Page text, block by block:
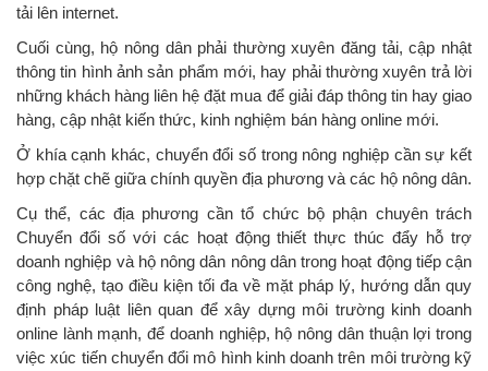
tải lên internet.
Cuối cùng, hộ nông dân phải thường xuyên đăng tải, cập nhật
thông tin hình ảnh sản phẩm mới, hay phải thường xuyên trả lời
những khách hàng liên hệ đặt mua để giải đáp thông tin hay giao
hàng, cập nhật kiến thức, kinh nghiệm bán hàng online mới.
Ở khía cạnh khác, chuyển đổi số trong nông nghiệp cần sự kết
hợp chặt chẽ giữa chính quyền địa phương và các hộ nông dân.
Cụ thể, các địa phương cần tổ chức bộ phận chuyên trách
Chuyển đổi số với các hoạt động thiết thực thúc đẩy hỗ trợ
doanh nghiệp và hộ nông dân nông dân trong hoạt động tiếp cận
công nghệ, tạo điều kiện tối đa về mặt pháp lý, hướng dẫn quy
định pháp luật liên quan để xây dựng môi trường kinh doanh
online lành mạnh, để doanh nghiệp, hộ nông dân thuận lợi trong
việc xúc tiến chuyển đổi mô hình kinh doanh trên môi trường kỹ